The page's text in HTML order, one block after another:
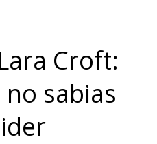
Croft:
sabias